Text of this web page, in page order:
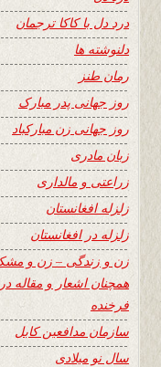
درد دل با کاکا ترجمان
دلنوشته ها
رمان طنز
روز جهانی پدر مبارک
روز جهانی زن مبارکباد
زبان مادری
زراعتی و مالداری
زلزله افغانستان
زلزله در افغانستان
زن و زندگی – زن و
همچنان اشعار و مقاله
فرخنده
سازمان مدافعین کابل
سال نو میلادی